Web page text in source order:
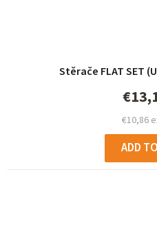
Stěrače FLAT SET
€10,86
ADD